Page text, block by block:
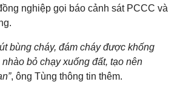
nghiệp gọi báo cảnh sát PCCC và
bùng cháy, đám cháy được khống
bỏ chạy xuống đất, tạo nên
, ông Tùng thông tin thêm.